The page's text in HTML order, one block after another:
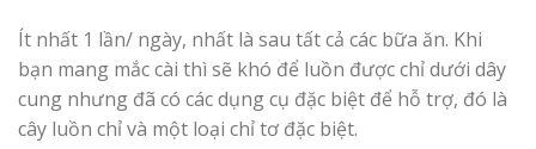
Ít nhất 1 lần/ ngày, nhất là sau tất cả các bữa ăn. Khi
bạn mang mắc cài thì sẽ khó để luồn được chỉ dưới dây
cung nhưng đã có các dụng cụ đặc biệt để hỗ trợ, đó là
cây luồn chỉ và một loại chỉ tơ đặc biệt.